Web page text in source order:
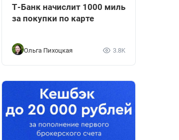
Т-Банк начислит 1000 миль
за покупки по карте
Ольга Пихоцкая 3.8K